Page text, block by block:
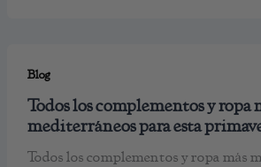
Blog
Todos los complementos y ropa
mediterráneos para esta
Todos los complementos y ropa más